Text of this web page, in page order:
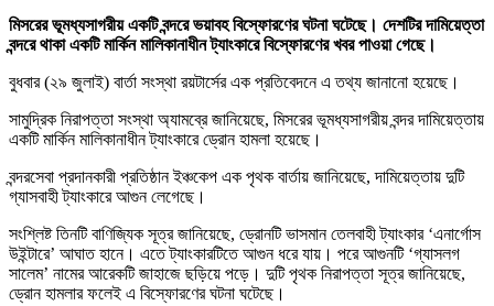
মিসরের ভূমধ্যসাগরীয় একটি বন্দরে ভয়াবহ বিস্ফোরণের ঘটনা ঘটেছে। দেশটির দামিয়েত্তা
বন্দরে থাকা একটি মার্কিন মালিকানাধীন ট্যাংকারে বিস্ফোরণের খবর পাওয়া গেছে।
বুধবার (২৯ জুলাই) বার্তা সংস্থা রয়টার্সের এক প্রতিবেদনে এ তথ্য জানানো হয়েছে।
সামুদ্রিক নিরাপত্তা সংস্থা অ্যামব্রে জানিয়েছে, মিসরের ভূমধ্যসাগরীয় বন্দর দামিয়েত্তায়
একটি মার্কিন মালিকানাধীন ট্যাংকারে ড্রোন হামলা হয়েছে।
বন্দরসেবা প্রদানকারী প্রতিষ্ঠান ইঞ্চকেপ এক পৃথক বার্তায় জানিয়েছে, দামিয়েত্তায় দুটি
গ্যাসবাহী ট্যাংকারে আগুন লেগেছে।
সংশ্লিষ্ট তিনটি বাণিজ্যিক সূত্র জানিয়েছে, ড্রোনটি ভাসমান তেলবাহী ট্যাংকার ‘এনার্গোস
উইন্টারে’ আঘাত হানে। এতে ট্যাংকারটিতে আগুন ধরে যায়। পরে আগুনটি ‘গ্যাসলগ
সালেম’ নামের আরেকটি জাহাজে ছড়িয়ে পড়ে। দুটি পৃথক নিরাপত্তা সূত্র জানিয়েছে,
ড্রোন হামলার ফলেই এ বিস্ফোরণের ঘটনা ঘটেছে।